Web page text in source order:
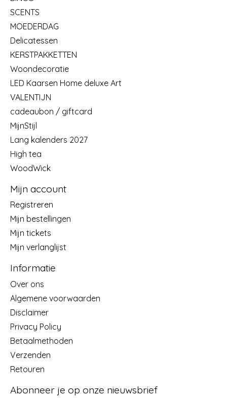
SCENTS
MOEDERDAG
Delicatessen
KERSTPAKKETTEN
Woondecoratie
LED Kaarsen Home deluxe Art
VALENTIJN
cadeaubon / giftcard
MijnStijl
Lang kalenders 2027
High tea
WoodWick
Mijn account
Registreren
Mijn bestellingen
Mijn tickets
Mijn verlanglijst
Informatie
Over ons
Algemene voorwaarden
Disclaimer
Privacy Policy
Betaalmethoden
Verzenden
Retouren
Abonneer je op onze nieuwsbrief